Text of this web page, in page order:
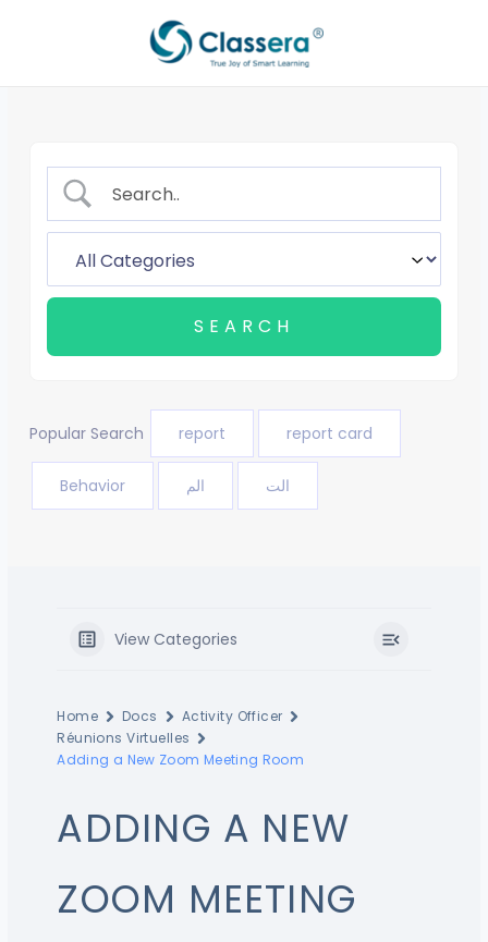
Popular Search report report card
Behavior الم الت
View Categories
Home Docs
Activity Officer
Réunions Virtuelles
Adding a New Zoom Meeting Room
ADDING A NEW
ZOOM MEETING